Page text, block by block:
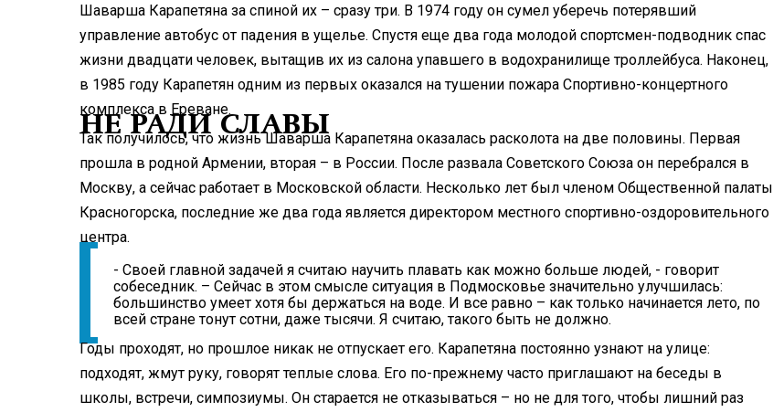
Шаварша Карапетяна за спиной их – сразу три. В 1974 году он сумел уберечь потерявший
управление автобус от падения в ущелье. Спустя еще два года молодой спортсмен-подводник спас
жизни двадцати человек, вытащив их из салона упавшего в водохранилище троллейбуса. Наконец,
в 1985 году Карапетян одним из первых оказался на тушении пожара Спортивно-концертного
комплекса в Ереване.
НЕ РАДИ СЛАВЫ
Так получилось, что жизнь Шаварша Карапетяна оказалась расколота на две половины. Первая
прошла в родной Армении, вторая – в России. После развала Советского Союза он перебрался в
Москву, а сейчас работает в Московской области. Несколько лет был членом Общественной палаты
Красногорска, последние же два года является директором местного спортивно-оздоровительного
центра.
- Своей главной задачей я считаю научить плавать как можно больше людей, - говорит
собеседник. – Сейчас в этом смысле ситуация в Подмосковье значительно улучшилась:
большинство умеет хотя бы держаться на воде. И все равно – как только начинается лето, по
всей стране тонут сотни, даже тысячи. Я считаю, такого быть не должно.
Годы проходят, но прошлое никак не отпускает его. Карапетяна постоянно узнают на улице:
подходят, жмут руку, говорят теплые слова. Его по-прежнему часто приглашают на беседы в
школы, встречи, симпозиумы. Он старается не отказываться – но не для того, чтобы лишний раз